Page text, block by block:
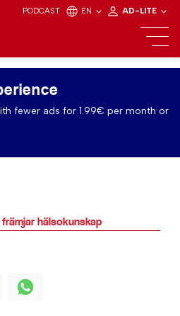
PODCAST EN AD-LITE
fewer ads for 1.99€ per month or
hälsokunskap